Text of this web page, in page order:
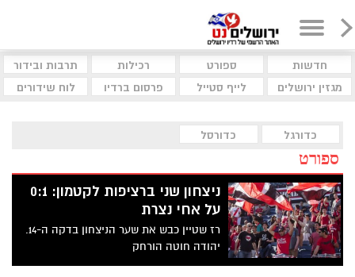
חדשות ספורט רכילות
תרבות ובידור
מגזין ירושלים
לייף סטייל פרסום ברדיו לוח שידורים
כדורגל כדורסל
ספורט
ניצחון שני ברציפות לקטמון: 0:1
על אחי נצרת
רז שטיין כבש את שער הניצחון בדקה ה-14.
יהודה חוטה הורחק